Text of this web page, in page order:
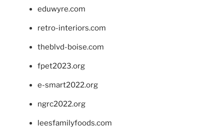
eduwyre.com
retro-interiors.com
theblvd-boise.com
fpet2023.org
e-smart2022.org
ngrc2022.org
leesfamilyfoods.com